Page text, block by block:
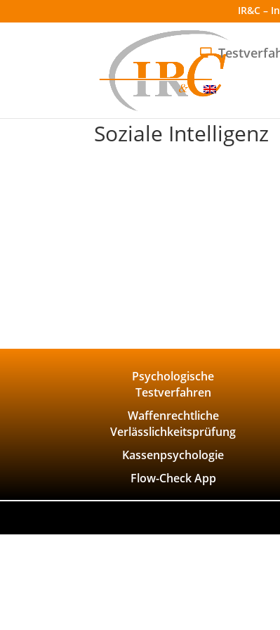
IR&C –
Soziale Intelligenz
Psychologische
Testverfahren
Waffenrechtliche
Verlässlichkeitsprüfung
Kassenpsychologie
Flow-Check App